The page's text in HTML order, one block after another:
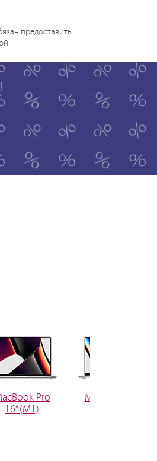
предоставить
Pro
16” (M1)
MacBook Pro